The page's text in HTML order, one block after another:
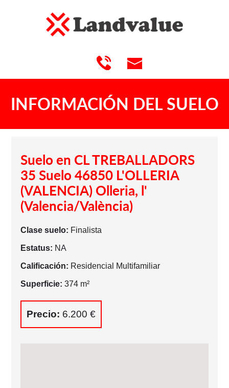
INFORMACIÓN DEL SUELO
Suelo en CL TREBALLADORS
35 Suelo 46850 L'OLLERIA
(VALENCIA) Olleria, l'
(Valencia/València)
Clase suelo: Finalista
Estatus: NA
Calificación: Residencial Multifamiliar
Superficie: 374 m²
Precio: 6.200 €